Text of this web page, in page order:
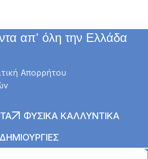
απ' όλη την Ελλάδα
Απορρήτου
ΦΥΣΙΚΆ ΚΑΛΛΥΝΤΙΚΆ